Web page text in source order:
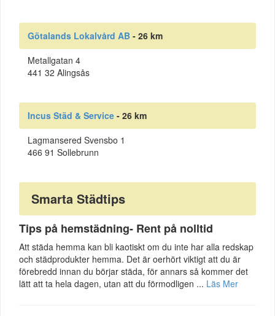
Götalands Lokalvård AB - 26 km
Metallgatan 4
441 32 Alingsås
Incus Städ & Service - 26 km
Lagmansered Svensbo 1
466 91 Sollebrunn
Smarta Städtips
Tips på hemstädning- Rent på nolltid
Att städa hemma kan bli kaotiskt om du inte har alla redskap
och städprodukter hemma. Det är oerhört viktigt att du är
förebredd innan du börjar städa, för annars så kommer det
lätt att ta hela dagen, utan att du förmodligen ... Läs Mer